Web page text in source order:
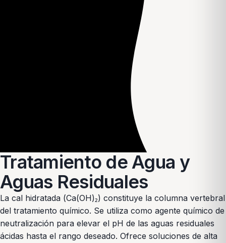
Tratamiento de Agua y
Aguas Residuales
La cal hidratada (Ca(OH)₂) constituye la columna vertebral
del tratamiento químico. Se utiliza como agente químico de
neutralización para elevar el pH de las aguas residuales
ácidas hasta el rango deseado. Ofrece soluciones de alta